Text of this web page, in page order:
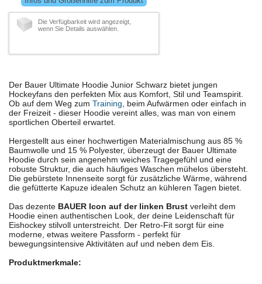
Die Verfügbarkeit wird angezeigt,
wenn Sie Details auswählen.
Der Bauer Ultimate Hoodie Junior Schwarz bietet jungen
Hockeyfans den perfekten Mix aus Komfort, Stil und Teamspirit.
Ob auf dem Weg zum Training, beim Aufwärmen oder einfach in
der Freizeit - dieser Hoodie vereint alles, was man von einem
sportlichen Oberteil erwartet.
Hergestellt aus einer hochwertigen Materialmischung aus 85 %
Baumwolle und 15 % Polyester, überzeugt der Bauer Ultimate
Hoodie durch sein angenehm weiches Tragegefühl und eine
robuste Struktur, die auch häufiges Waschen mühelos übersteht.
Die gebürstete Innenseite sorgt für zusätzliche Wärme, während
die gefütterte Kapuze idealen Schutz an kühleren Tagen bietet.
Das dezente BAUER Icon auf der linken Brust verleiht dem
Hoodie einen authentischen Look, der deine Leidenschaft für
Eishockey stilvoll unterstreicht. Der Retro-Fit sorgt für eine
moderne, etwas weitere Passform - perfekt für
bewegungsintensive Aktivitäten auf und neben dem Eis.
Produktmerkmale: